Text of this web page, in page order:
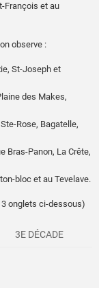
François et au
observe :
St-Joseph et
des Makes,
Rose, Bagatelle,
Bras-Panon, La Crête,
bloc et au Tevelave.
onglets ci-dessous)
3E DÉCADE